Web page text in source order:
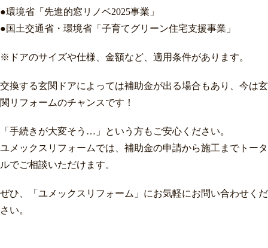
●環境省「先進的窓リノベ2025事業」
●国土交通省・環境省「子育てグリーン住宅支援事業」
※ドアのサイズや仕様、金額など、適用条件があります。
交換する玄関ドアによっては補助金が出る場合もあり、今は玄
関リフォームのチャンスです！
「手続きが大変そう…」という方もご安心ください。
ユメックスリフォームでは、補助金の申請から施工までトータ
ルでご相談いただけます。
ぜひ、「ユメックスリフォーム」にお気軽にお問い合わせくだ
さい。